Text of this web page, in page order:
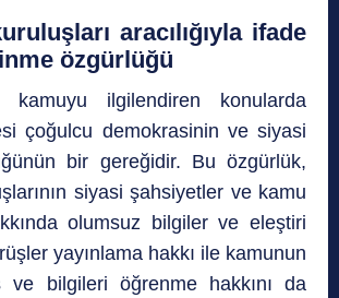
aracılığıyla ifade
özgürlüğü
kamuyu ilgilendiren konularda
çoğulcu demokrasinin ve siyasi
bir gereğidir. Bu özgürlük,
siyasi şahsiyetler ve kamu
olumsuz bilgiler ve eleştiri
yayınlama hakkı ile kamunun
bilgileri öğrenme hakkını da